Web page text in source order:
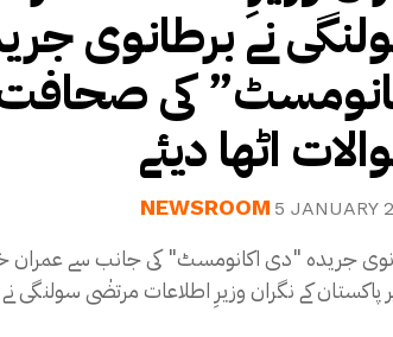
نے برطانوی
کی
اٹھا دیئے
NEWSROOM 5 JANUARY
جریدہ "دی اکانومسٹ" کی جانب سے عمران
پاکستان کے نگران وزیرِ اطلاعات مرتضٰی سولنگی